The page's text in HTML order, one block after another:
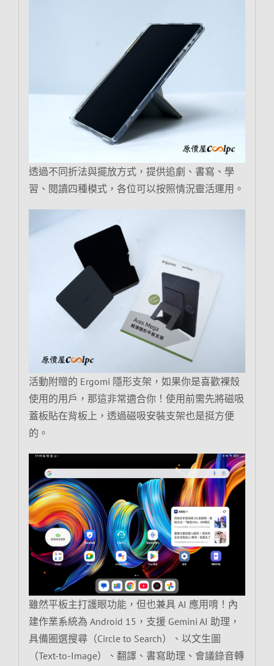
透過不同折法與擺放方式，提供追劇、書寫、學
習、閱讀四種模式，各位可以按照情況靈活運用。
活動附贈的 Ergomi 隱形支架，如果你是喜歡裸殼
使用的用戶，那這非常適合你！使用前需先將磁吸
蓋板貼在背板上，透過磁吸安裝支架也是挺方便
的。
雖然平板主打護眼功能，但也兼具 AI 應用唷！內
建作業系統為 Android 15，支援 Gemini AI 助理，
具備圈選搜尋（Circle to Search）、以文生圖
（Text-to-Image）、翻譯、書寫助理、會議錄音轉